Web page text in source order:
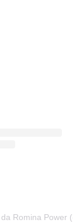
Romina Power